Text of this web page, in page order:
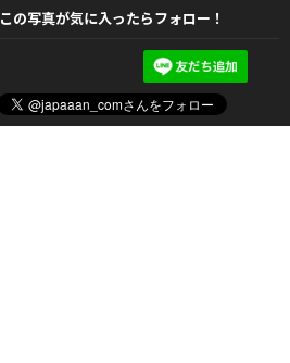
この写真が気に入ったらフォロー！